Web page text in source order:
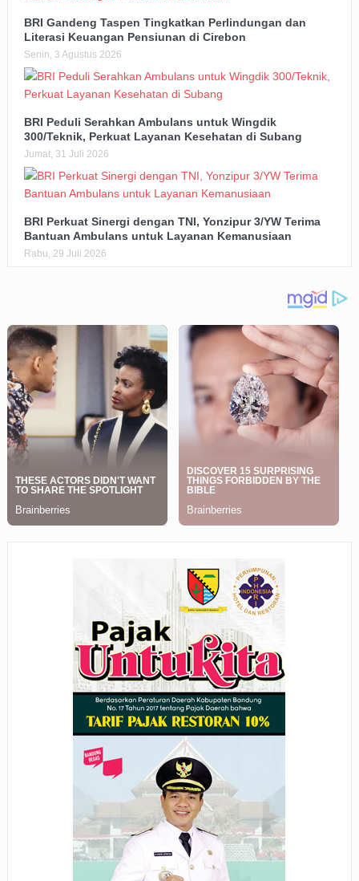
BRI Gandeng Taspen Tingkatkan Perlindungan dan
Literasi Keuangan Pensiunan di Cirebon
Senin, 3 Agustus 2026
BRI Peduli Serahkan Ambulans untuk Wingdik
300/Teknik, Perkuat Layanan Kesehatan di Subang
Jumat, 31 Juli 2026
BRI Perkuat Sinergi dengan TNI, Yonzipur 3/YW Terima
Bantuan Ambulans untuk Layanan Kemanusiaan
Rabu, 29 Juli 2026